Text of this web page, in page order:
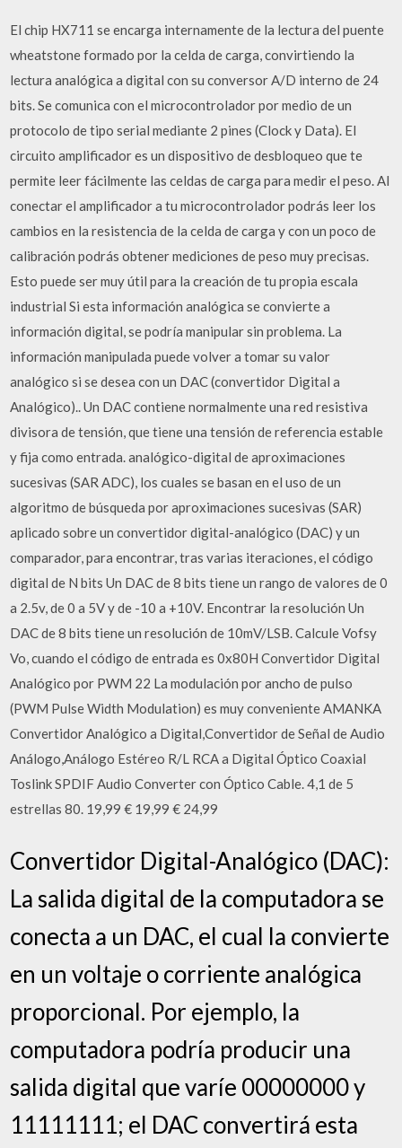
El chip HX711 se encarga internamente de la lectura del puente
wheatstone formado por la celda de carga, convirtiendo la
lectura analógica a digital con su conversor A/D interno de 24
bits. Se comunica con el microcontrolador por medio de un
protocolo de tipo serial mediante 2 pines (Clock y Data). El
circuito amplificador es un dispositivo de desbloqueo que te
permite leer fácilmente las celdas de carga para medir el peso. Al
conectar el amplificador a tu microcontrolador podrás leer los
cambios en la resistencia de la celda de carga y con un poco de
calibración podrás obtener mediciones de peso muy precisas.
Esto puede ser muy útil para la creación de tu propia escala
industrial Si esta información analógica se convierte a
información digital, se podría manipular sin problema. La
información manipulada puede volver a tomar su valor
analógico si se desea con un DAC (convertidor Digital a
Analógico).. Un DAC contiene normalmente una red resistiva
divisora de tensión, que tiene una tensión de referencia estable
y fija como entrada. analógico-digital de aproximaciones
sucesivas (SAR ADC), los cuales se basan en el uso de un
algoritmo de búsqueda por aproximaciones sucesivas (SAR)
aplicado sobre un convertidor digital-analógico (DAC) y un
comparador, para encontrar, tras varias iteraciones, el código
digital de N bits Un DAC de 8 bits tiene un rango de valores de 0
a 2.5v, de 0 a 5V y de -10 a +10V. Encontrar la resolución Un
DAC de 8 bits tiene un resolución de 10mV/LSB. Calcule Vofsy
Vo, cuando el código de entrada es 0x80H Convertidor Digital
Analógico por PWM 22 La modulación por ancho de pulso
(PWM Pulse Width Modulation) es muy conveniente AMANKA
Convertidor Analógico a Digital,Convertidor de Señal de Audio
Análogo,Análogo Estéreo R/L RCA a Digital Óptico Coaxial
Toslink SPDIF Audio Converter con Óptico Cable. 4,1 de 5
estrellas 80. 19,99 € 19,99 € 24,99
Convertidor Digital-Analógico (DAC):
La salida digital de la computadora se
conecta a un DAC, el cual la convierte
en un voltaje o corriente analógica
proporcional. Por ejemplo, la
computadora podría producir una
salida digital que varíe 00000000 y
11111111; el DAC convertirá esta